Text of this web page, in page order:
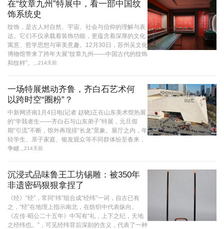
在“纹章九州”特展中，看一部中国纹
饰系统史
纹饰，是古人对自然、宇宙、社会与信仰的理解与表
达。它们不仅承载着装饰功能，更蕴含着深厚的文化
寓意、哲学思想与审美意趣。12月30日，苏州吴文化
博物馆带来了跨年大展“纹章九州——中国古代的纹饰
和纹样”。...
214天前
一场特展燃动齐鲁，齐白石艺术何
以跨时空“圈粉”？
中新网济南1月4日电(记者 赵晓)正在山东美术馆热展
的“学我者生——齐白石与山东弟子”特展，元旦假
期“引流”不断，馆外再现排“长龙”景象。展厅之内，年
轻学生、亲子家庭、银发观众等不同群体纷至沓来，
争睹...
214天前
沉浸式品味鲁王工坊锡雕：被350年
非遗密码狠狠拿捏了
《经》“经”，常同“纬”组合成“经纬”一词，自古已有
之，“经”在地理上指示南北，在纺织中代表纵向。
《左传·昭公二十五年》中写有“礼，上下之纪，天地
之经纬也。”，可见经纬背后深刻的含义，代表了一种